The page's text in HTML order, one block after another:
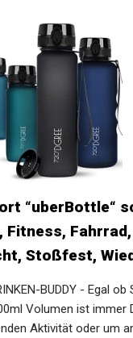
“uberBottle“
Stoßfest,
BUDDY - Egal
Volumen ist immer
Aktivität oder um